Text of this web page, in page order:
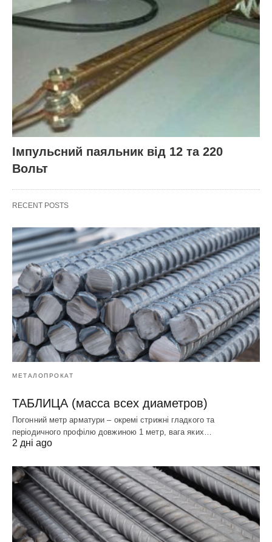
Імпульсний паяльник від 12 та 220
Вольт
RECENT POSTS
МЕТАЛОПРОКАТ
ТАБЛИЦА (масса всех диаметров)
Погонний метр арматури – окремі стрижні гладкого та
періодичного профілю довжиною 1 метр, вага яких…
2 дні ago